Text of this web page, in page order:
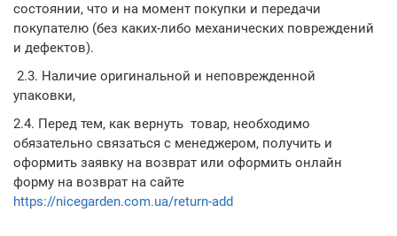
состоянии, что и на момент покупки и передачи
покупателю (без каких-либо механических повреждений
и дефектов).
2.3. Наличие оригинальной и неповрежденной
упаковки,
2.4. Перед тем, как вернуть товар, необходимо
обязательно связаться с менеджером, получить и
оформить заявку на возврат или оформить онлайн
форму на возврат на сайте
https://nicegarden.com.ua/return-add